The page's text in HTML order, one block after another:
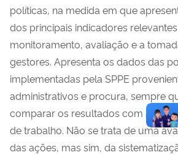
políticas, na medida em que
dos principais indicadores
monitoramento, avaliação e a
gestores. Apresenta os dados das
implementadas pela SPPE
administrativos e procura, sempre
comparar os resultados com a
de trabalho. Não se trata de uma
das ações, mas sim, da